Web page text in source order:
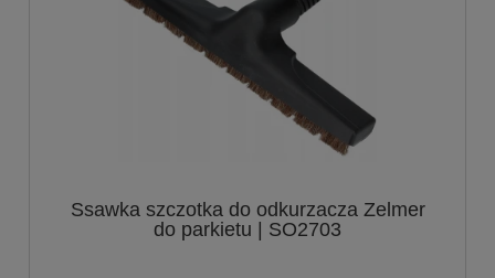
Ssawka szczotka do odkurzacza Zelmer
do parkietu | SO2703